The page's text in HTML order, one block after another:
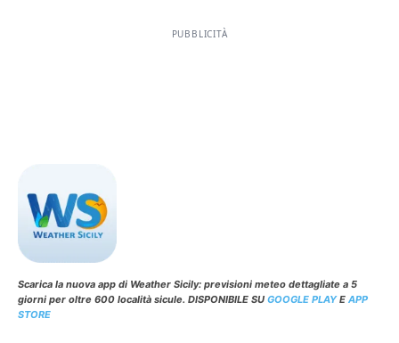
PUBBLICITÀ
Scarica la nuova app di Weather Sicily: previsioni meteo dettagliate a 5
giorni per oltre 600 località sicule. DISPONIBILE SU GOOGLE PLAYE APP
STORE